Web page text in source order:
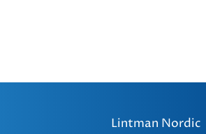
Lintman Nordic